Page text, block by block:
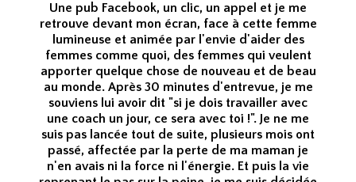
Une pub Facebook, un clic, un appel et je me
retrouve devant mon écran, face à cette femme
lumineuse et animée par l'envie d'aider des
femmes comme quoi, des femmes qui veulent
apporter quelque chose de nouveau et de beau
au monde. Après 30 minutes d'entrevue, je me
souviens lui avoir dit "si je dois travailler avec
une coach un jour, ce sera avec toi !". Je ne me
suis pas lancée tout de suite, plusieurs mois ont
passé, affectée par la perte de ma maman je
n'en avais ni la force ni l'énergie. Et puis la vie